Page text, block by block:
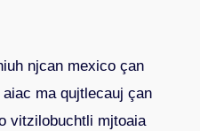
njcan mexico çan
aiac ma qujtlecauj çan
vitzilobuchtli mjtoaia